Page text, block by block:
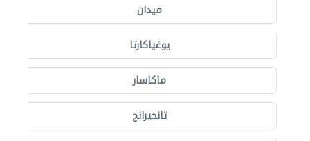
ميدان
يوغياكارتا
ماكاسار
تانجيرانج